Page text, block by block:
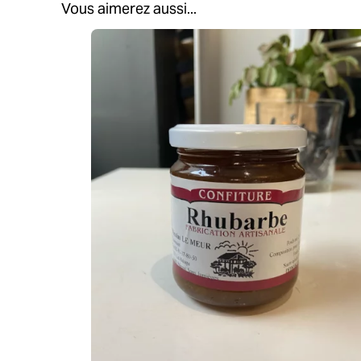
Vous aimerez aussi...